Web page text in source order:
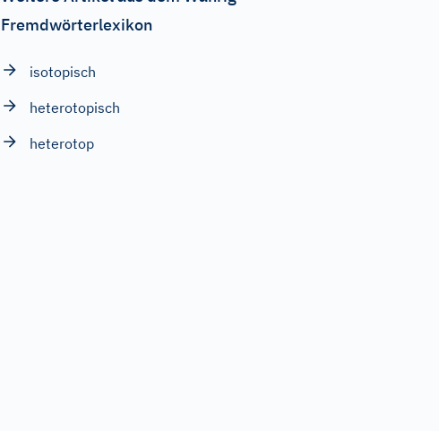
Fremdwörterlexikon
isotopisch
heterotopisch
heterotop